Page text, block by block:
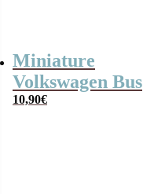
Miniature
Volkswagen Bus
T1 de 1962 –
10,90€